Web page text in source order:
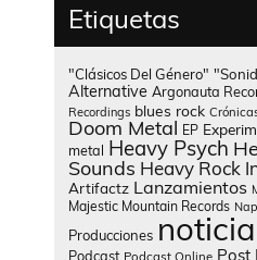
Etiquetas
"Clásicos Del Género"
Alternative Argonauta
Recordings blues rock
Doom Metal EP
metal Heavy Psych
Sounds Heavy Rock
Artifactz Lanzamientos
Majestic Mountain Records
Producciones
Podcast Post